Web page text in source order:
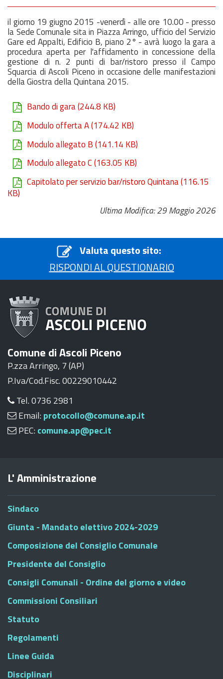
il giorno 19 giugno 2015 -venerdì - alle ore 10.00 - presso
la Sede Comunale sita in Piazza Arringo, ufficio del Servizio
Gare ed Appalti, Edificio B, piano 2° - avrà luogo la gara a
procedura aperta per l'affidamento in concessione della
gestione di n. 2 punti di bar/ristoro presso il Campo
Squarcia di Ascoli Piceno in occasione delle manifestazioni
della Giostra della Quintana 2015.
Bando di gara(244.8 KB)
Modulo offerta A(174.42 KB)
Modulo allegato B(141.14 KB)
Modulo allegato C(163.05 KB)
Capitolato per servizio bar/ristoro Quintana(116.15
KB)
Ultima Modifica: 29 Maggio 2026
Valuta questo sito:
RISPONDI AL QUESTIONARIO
Comune di Ascoli Piceno
P.zza Arringo, 7 (AP)
P.Iva/Cod.Fisc. 00229010442
Tel. 0736 2981
Email: protocollo@comune.ap.it
PEC: comune.ap@pec.it
L' Amministrazione
Sindaco
Giunta - Mandato elettivo 2024-2029
Composizione del Consiglio Comunale
Presidente del Consiglio
Consigli Comunali - Ordine del giorno e video
Commissioni Consiliari
Statuto
Regolamenti
Linee Guida
Disciplinari